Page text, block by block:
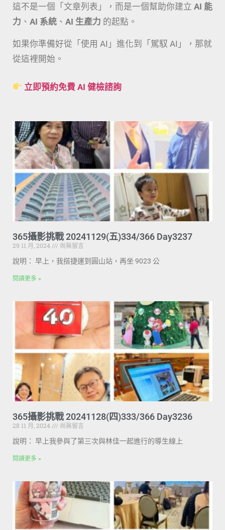
這不是一個「文章列表」，而是一個幫助你建立 AI 能
力 、 AI 系統 、 AI 生產力 的起點。
如果你準備好從「使用 AI」進化到「駕馭 AI」，那就
從這裡開始。
立即預約免費 AI 健檢諮詢
365攝影挑戰 20241129(五)334/366 Day3237
29 11 月, 2024
尚無留言
說明： 早上，我搭捷運到圓山站，再坐 9023 公
閱讀更多 »
365攝影挑戰 20241128(四)333/366 Day3236
28 11 月, 2024
尚無留言
說明： 早上我參與了第三次與林佳一起進行的導生線上
閱讀更多 »